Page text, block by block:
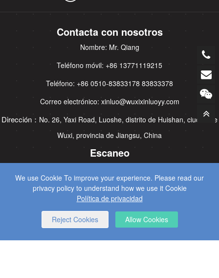
We use Cookie To improve your experience. Please read our
privacy policy to understand how we use it Cookie
Política de privacidad
Reject Cookies Allow Cookies
Contacta con nosotros
Nombre: Mr. Qiang
Teléfono móvil: +86 13771119215
Teléfono: +86 0510-83833178 83833378
Correo electrónico: xinluo@wuxixinluoyy.com
Dirección： No. 26, Yaxi Road, Luoshe, distrito de Huishan, ciudad de
Wuxi, provincia de Jiangsu, China
Escaneo
CopyRight © 2025 Wuxi Xinluo maquinaria hidráulica Co., Ltd